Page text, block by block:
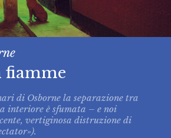
fiamme
di Osborne la separazione tra
interiore è sfumata – e noi
vertiginosa distruzione di